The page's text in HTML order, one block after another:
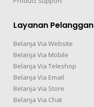
Layanan Pelanggan
Belanja Via Website
Belanja Via Mobile
Belanja Via Teleshop
Belanja Via Email
Belanja Via Store
Belanja Via Chat